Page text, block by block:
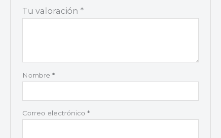
Tu valoración *
Nombre *
Correo electrónico *